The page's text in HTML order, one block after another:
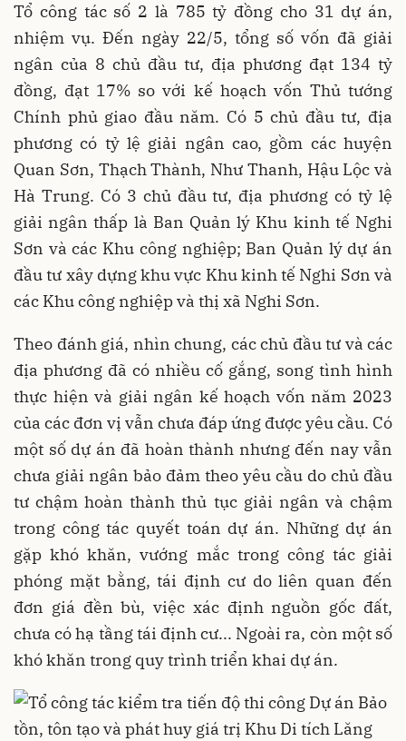
Tổ công tác số 2 là 785 tỷ đồng cho 31 dự án,
nhiệm vụ. Đến ngày 22/5, tổng số vốn đã giải
ngân của 8 chủ đầu tư, địa phương đạt 134 tỷ
đồng, đạt 17% so với kế hoạch vốn Thủ tướng
Chính phủ giao đầu năm. Có 5 chủ đầu tư, địa
phương có tỷ lệ giải ngân cao, gồm các huyện
Quan Sơn, Thạch Thành, Như Thanh, Hậu Lộc và
Hà Trung. Có 3 chủ đầu tư, địa phương có tỷ lệ
giải ngân thấp là Ban Quản lý Khu kinh tế Nghi
Sơn và các Khu công nghiệp; Ban Quản lý dự án
đầu tư xây dựng khu vực Khu kinh tế Nghi Sơn và
các Khu công nghiệp và thị xã Nghi Sơn.
Theo đánh giá, nhìn chung, các chủ đầu tư và các
địa phương đã có nhiều cố gắng, song tình hình
thực hiện và giải ngân kế hoạch vốn năm 2023
của các đơn vị vẫn chưa đáp ứng được yêu cầu. Có
một số dự án đã hoàn thành nhưng đến nay vẫn
chưa giải ngân bảo đảm theo yêu cầu do chủ đầu
tư chậm hoàn thành thủ tục giải ngân và chậm
trong công tác quyết toán dự án. Những dự án
gặp khó khăn, vướng mắc trong công tác giải
phóng mặt bằng, tái định cư do liên quan đến
đơn giá đền bù, việc xác định nguồn gốc đất,
chưa có hạ tầng tái định cư... Ngoài ra, còn một số
khó khăn trong quy trình triển khai dự án.